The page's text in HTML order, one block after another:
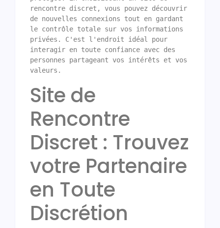
rencontre discret, vous pouvez découvrir
de nouvelles connexions tout en gardant
le contrôle totale sur vos informations
privées. C'est l'endroit idéal pour
interagir en toute confiance avec des
personnes partageant vos intérêts et vos
Site de
Rencontre
Discret : Trouvez
votre Partenaire
en Toute
Discrétion